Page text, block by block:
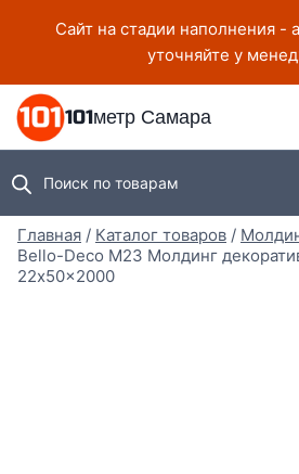
Сайт на стадии наполнения -
уточняйте у
101метр Самара
Поиск по товарам
Главная / Каталог товаров /
Bello-Deco M23 Молдинг
22x50x2000